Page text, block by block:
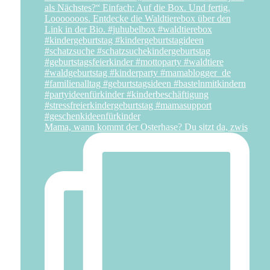
Mama, wann kommt der Osterhase? Du sitzt da, zwis